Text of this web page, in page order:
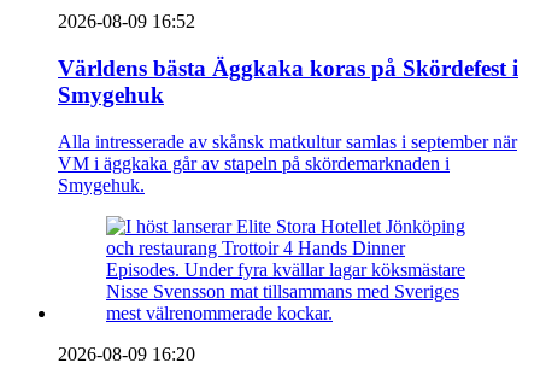
2026-08-09 16:52
Världens bästa Äggkaka koras på Skördefest i
Smygehuk
Alla intresserade av skånsk matkultur samlas i september när
VM i äggkaka går av stapeln på skördemarknaden i
Smygehuk.
2026-08-09 16:20